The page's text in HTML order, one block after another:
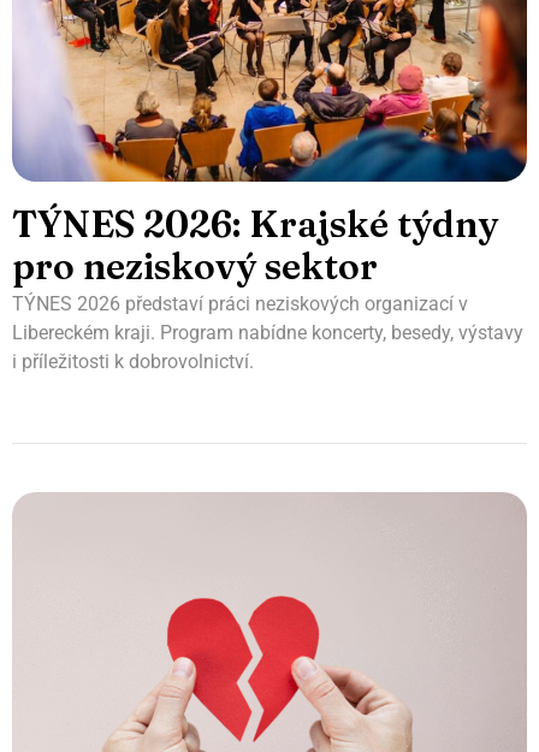
TÝNES 2026: Krajské týdny
pro neziskový sektor
TÝNES 2026 představí práci neziskových organizací v
Libereckém kraji. Program nabídne koncerty, besedy, výstavy
i příležitosti k dobrovolnictví.